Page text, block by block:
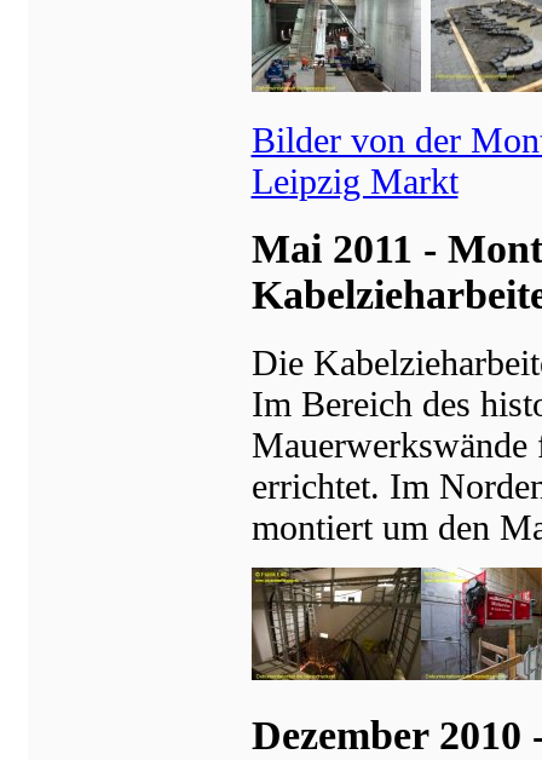
Bilder von der
Leipzig Markt
Mai 2011 -
Die
Im Bereich des
Mauerwerkswände
errichtet. Im
montiert um den
Dezember